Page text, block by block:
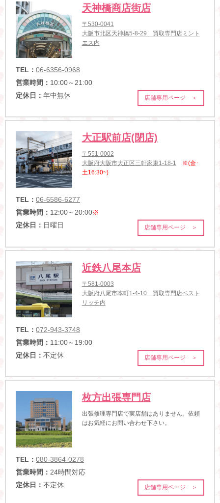
天神橋商店街店
〒530-0041
大阪市北区天神橋5-8-29 買取専門店ミント
エス内
TEL： 06-6356-0968
営業時間： 10:00～21:00
定休日： 年中無休 店舗専用ページ ＞
大正駅前店(閉店)
〒551-0002
大阪府大阪市大正区三軒家東1-18-1
※(金･
土16:30~)
TEL： 06-6586-6277
営業時間： 12:00～20:00※
定休日： 日曜日 店舗専用ページ ＞
近鉄八尾本店
〒581-0003
大阪府八尾市本町1-4-10 買取専門店ベスト
リッチ内
TEL： 072-943-3748
営業時間： 11:00～19:00
定休日： 不定休 店舗専用ページ ＞
枚方出張専門店
出張修理専門店で実店舗はありません。依頼
はお気軽にお問い合わせ下さい。
TEL： 080-3864-0278
営業時間： 24時間対応
定休日： 不定休 店舗専用ページ ＞